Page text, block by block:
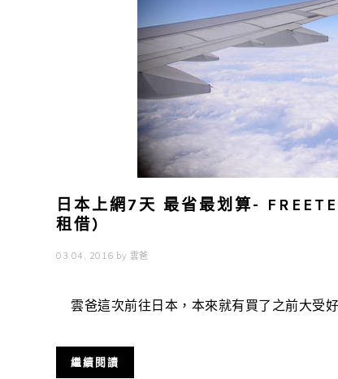
日本上網7天 最省最划算-
租借)
03 04, 2016 by 雲爸
雲爸這次前往日本，本來就有買了之前大受
繼續閱讀